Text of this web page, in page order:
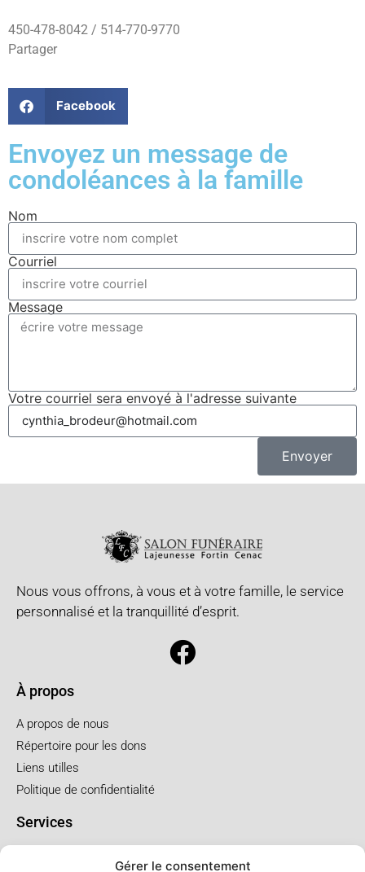
Gérer le consentement
450-478-8042 / 514-770-9770
Partager
Facebook
Envoyez un message de
condoléances à la famille
Nom
Courriel
Message
Votre courriel sera envoyé à l'adresse suivante
Envoyer
Nous vous offrons, à vous et à votre famille, le service
personnalisé et la tranquillité d’esprit.
À propos
A propos de nous
Répertoire pour les dons
Liens utilles
Politique de confidentialité
Services